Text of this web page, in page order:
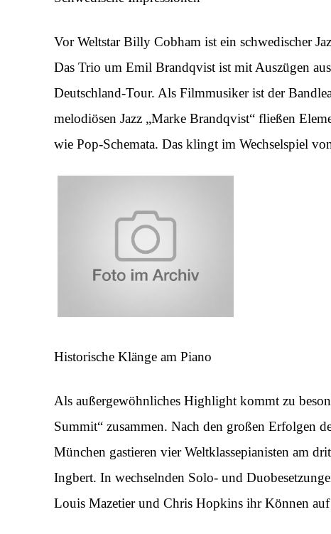
Vor Weltstar Billy Cobham ist ein schwedischer
Das Trio um Emil Brandqvist ist mit Auszügen
Deutschland-Tour. Als Filmmusiker ist der
melodiösen Jazz „Marke Brandqvist“ fließen
wie Pop-Schemata. Das klingt im Wechselspiel
Historische Klänge am Piano
Als außergewöhnliches Highlight kommt zu
Summit“ zusammen. Nach den großen Erfolgen
München gastieren vier Weltklassepianisten am
Ingbert. In wechselnden Solo- und
Louis Mazetier und Chris Hopkins ihr Können